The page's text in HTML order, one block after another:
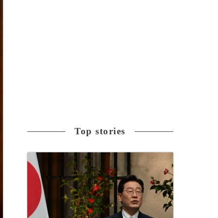
Top stories